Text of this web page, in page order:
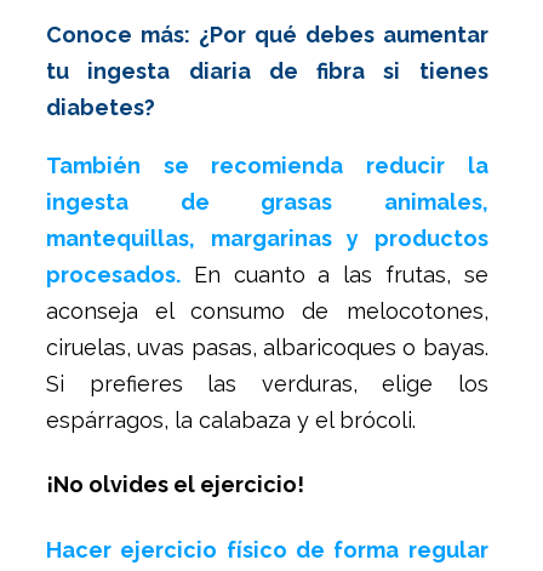
Conoce más: ¿Por qué debes aumentar
tu ingesta diaria de fibra si tienes
diabetes?
También se recomienda reducir la
ingesta de grasas animales,
mantequillas, margarinas y productos
procesados. En cuanto a las frutas, se
aconseja el consumo de melocotones,
ciruelas, uvas pasas, albaricoques o bayas.
Si prefieres las verduras, elige los
espárragos, la calabaza y el brócoli.
¡No olvides el ejercicio!
Hacer ejercicio físico de forma regular